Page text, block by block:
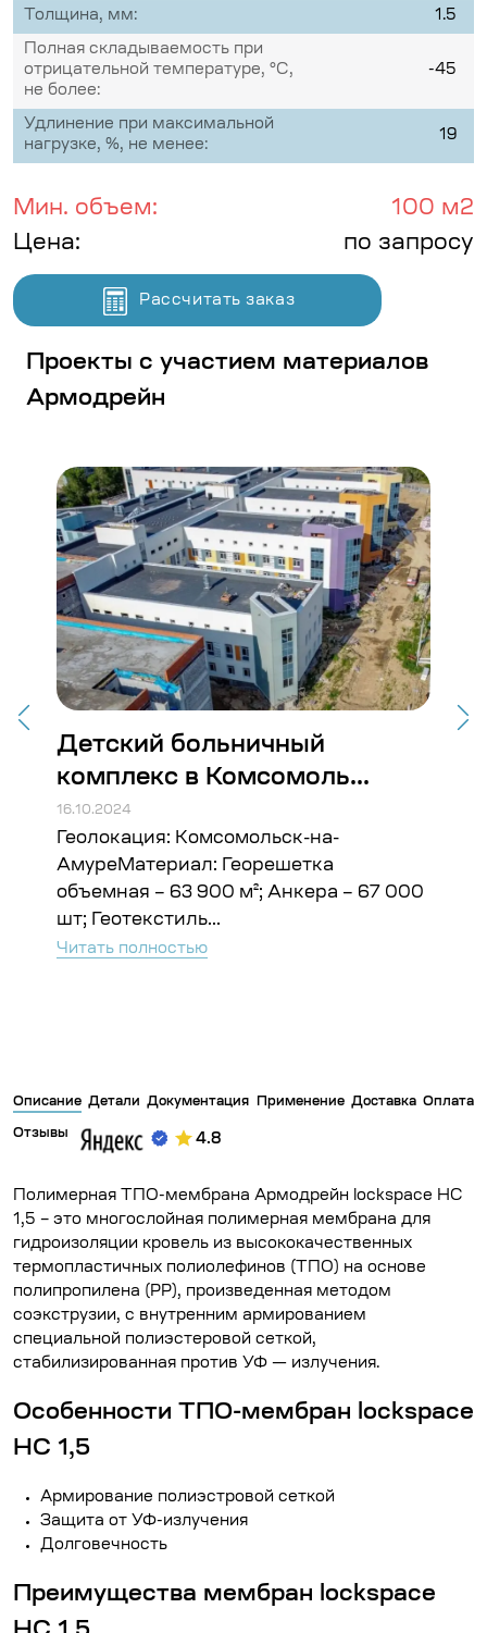
Толщина, мм: 1.5
Полная складываемость при
отрицательной температуре, °С,
не более:
-45
Удлинение при максимальной
нагрузке, %, не менее:
19
Мин. объем:
100 м2
Цена:
по запросу
Рассчитать заказ
Проекты с участием материалов
Армодрейн
Детский больничный
комплекс в Комсомоль...
16.10.2024
Геолокация: Комсомольск-на-
АмуреМатериал: Георешетка
объемная – 63 900 м²; Анкера – 67 000
шт; Геотекстиль...
Читать полностью
Описание Детали Документация Применение Доставка Оплата
Отзывы 4.8
Полимерная ТПО-мембрана Армодрейн lockspace HC
1,5 – это многослойная полимерная мембрана для
гидроизоляции кровель из высококачественных
термопластичных полиолефинов (ТПО) на основе
полипропилена (PP), произведенная методом
соэкструзии, c внутренним армированием
специальной полиэстеровой сеткой,
стабилизированная против УФ — излучения.
Особенности ТПО-мембран lockspace
HC 1,5
Армирование полиэстровой сеткой
Защита от УФ-излучения
Долговечность
Преимущества мембран lockspace